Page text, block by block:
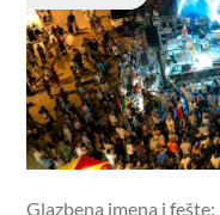
Glazbena imena i